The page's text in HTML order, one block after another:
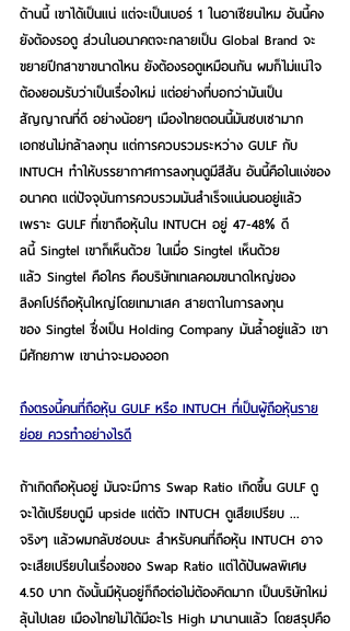
ด้านนี้ เขาได้เป็นแน่ แต่จะเป็นเบอร์ 1 ในอาเซียนไหม อันนี้คง
ยังต้องรอดู ส่วนในอนาคตจะกลายเป็น Global Brand จะ
ขยายปีกสาขาขนาดไหน ยังต้องรอดูเหมือนกัน ผมก็ไม่แน่ใจ
ต้องยอมรับว่าเป็นเรื่องใหม่ แต่อย่างที่บอกว่ามันเป็น
สัญญาณที่ดี อย่างน้อยๆ เมืองไทยตอนนี้มันซบเซามาก
เอกชนไม่กล้าลงทุน แต่การควบรวมระหว่าง GULF กับ
INTUCH ทำให้บรรยากาศการลงทุนดูมีสีสัน อันนี้คือในแง่ของ
อนาคต แต่ปัจจุบันการควบรวมมันสำเร็จแน่นอนอยู่แล้ว
เพราะ GULF ที่เขาถือหุ้นใน INTUCH อยู่ 47-48% ดี
ลนี้ Singtel เขาก็เห็นด้วย ในเมื่อ Singtel เห็นด้วย
แล้ว Singtel คือใคร คือบริษัทเทเลคอมขนาดใหญ่ของ
สิงคโปร์ถือหุ้นใหญ่โดยเทมาเสค สายตาในการลงทุน
ของ Singtel ซึ่งเป็น Holding Company มันล้ำอยู่แล้ว เขา
มีศักยภาพ เขาน่าจะมองออก
ถึงตรงนี้คนที่ถือหุ้น GULF หรือ INTUCH ที่เป็นผู้ถือหุ้นราย
ย่อย ควรทำอย่างไรดี
ถ้าเกิดถือหุ้นอยู่ มันจะมีการ Swap Ratio เกิดขึ้น GULF ดู
จะได้เปรียบดูมี upside แต่ตัว INTUCH ดูเสียเปรียบ ...
จริงๆ แล้วผมกลับชอบนะ สำหรับคนที่ถือหุ้น INTUCH อาจ
จะเสียเปรียบในเรื่องของ Swap Ratio แต่ได้ปันผลพิเศษ
4.50 บาท ดังนั้นมีหุ้นอยู่ก็ถือต่อไม่ต้องคิดมาก เป็นบริษัทใหม่
ลุ้นไปเลย เมืองไทยไม่ได้มีอะไร High มานานแล้ว โดยสรุปคือ